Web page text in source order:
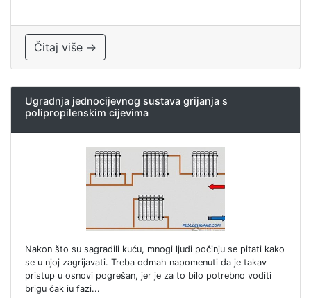
Čitaj više →
Ugradnja jednocijevnog sustava grijanja s
polipropilenskim cijevima
Nakon što su sagradili kuću, mnogi ljudi počinju se pitati kako
se u njoj zagrijavati. Treba odmah napomenuti da je takav
pristup u osnovi pogrešan, jer je za to bilo potrebno voditi
brigu čak iu fazi...